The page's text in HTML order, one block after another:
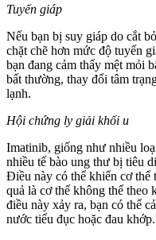
Tuyến giáp
Nếu bạn bị suy giáp do cắt
chặt chẽ hơn mức độ tuyến
bạn đang cảm thấy mệt mỏi
bất thường, thay đổi tâm
lạnh.
Hội chứng ly giải khối u
Imatinib, giống như nhiều
nhiều tế bào ung thư bị tiêu
Điều này có thể khiến cơ thể
quả là cơ thể không thể theo
điều này xảy ra, bạn có thể
nước tiểu đục hoặc đau khớp.